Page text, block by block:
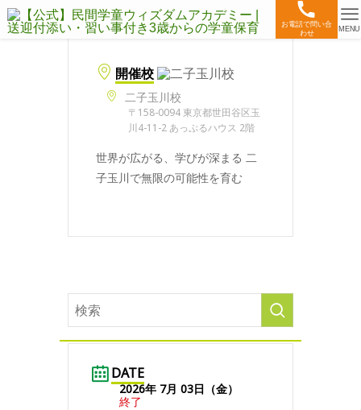
お電話で問い合
わせ
MENU
開催校
二子玉川校
〒158-0094 東京都世田谷区玉
川4-11-2 あっぷるハウス 2階
世界が広がる、学びが深まる 二
子玉川で無限の可能性を育む
DATE
2026年 7月 03日（金）
終了